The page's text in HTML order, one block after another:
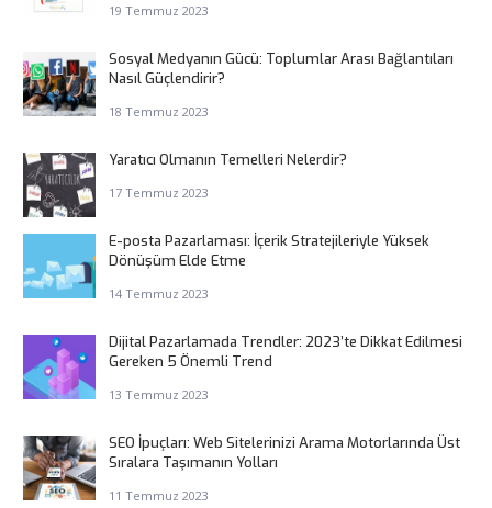
19 Temmuz 2023
Sosyal Medyanın Gücü: Toplumlar Arası Bağlantıları
Nasıl Güçlendirir?
18 Temmuz 2023
Yaratıcı Olmanın Temelleri Nelerdir?
17 Temmuz 2023
E-posta Pazarlaması: İçerik Stratejileriyle Yüksek
Dönüşüm Elde Etme
14 Temmuz 2023
Dijital Pazarlamada Trendler: 2023’te Dikkat Edilmesi
Gereken 5 Önemli Trend
13 Temmuz 2023
SEO İpuçları: Web Sitelerinizi Arama Motorlarında Üst
Sıralara Taşımanın Yolları
11 Temmuz 2023